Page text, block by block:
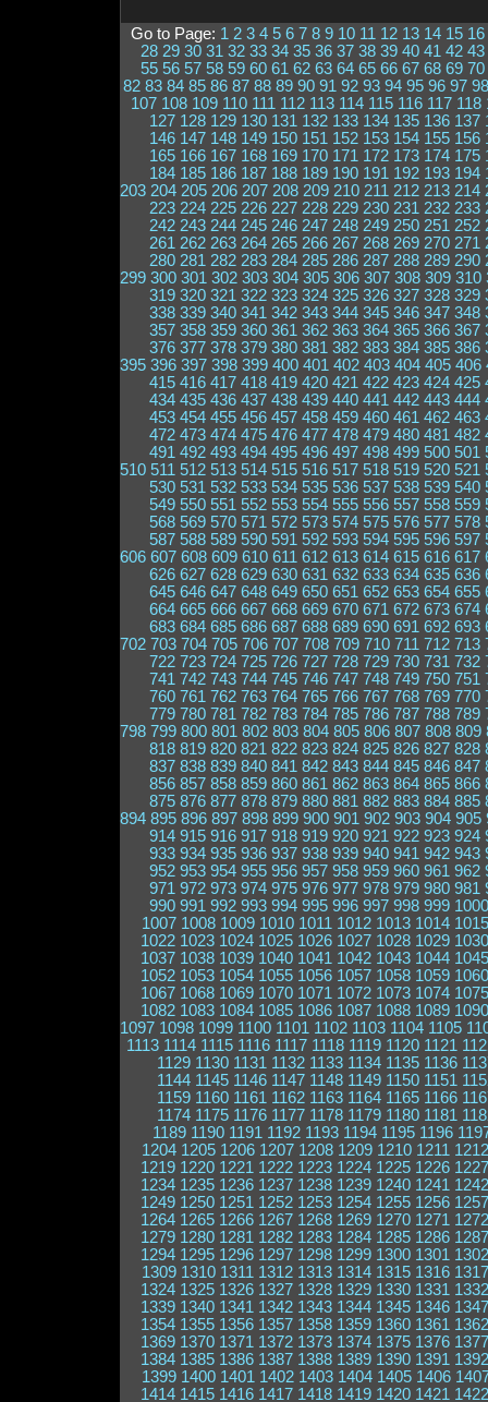
Go to Page: 1 2 3 4 5 6 7 8 9 10 11 12 13 14 15 16
28 29 30 31 32 33 34 35 36 37 38 39 40 41 42 43
55 56 57 58 59 60 61 62 63 64 65 66 67 68 69 70
82 83 84 85 86 87 88 89 90 91 92 93 94 95 96 97 98
107 108 109 110 111 112 113 114 115 116 117 118
127 128 129 130 131 132 133 134 135 136 137
146 147 148 149 150 151 152 153 154 155 156
165 166 167 168 169 170 171 172 173 174 175
184 185 186 187 188 189 190 191 192 193 194
203 204 205 206 207 208 209 210 211 212 213 214
223 224 225 226 227 228 229 230 231 232 233
242 243 244 245 246 247 248 249 250 251 252
261 262 263 264 265 266 267 268 269 270 271
280 281 282 283 284 285 286 287 288 289 290
299 300 301 302 303 304 305 306 307 308 309 310
319 320 321 322 323 324 325 326 327 328 329
338 339 340 341 342 343 344 345 346 347 348
357 358 359 360 361 362 363 364 365 366 367
376 377 378 379 380 381 382 383 384 385 386
395 396 397 398 399 400 401 402 403 404 405 406
415 416 417 418 419 420 421 422 423 424 425
434 435 436 437 438 439 440 441 442 443 444
453 454 455 456 457 458 459 460 461 462 463
472 473 474 475 476 477 478 479 480 481 482
491 492 493 494 495 496 497 498 499 500 501
510 511 512 513 514 515 516 517 518 519 520 521
530 531 532 533 534 535 536 537 538 539 540
549 550 551 552 553 554 555 556 557 558 559
568 569 570 571 572 573 574 575 576 577 578
587 588 589 590 591 592 593 594 595 596 597
606 607 608 609 610 611 612 613 614 615 616 617
626 627 628 629 630 631 632 633 634 635 636
645 646 647 648 649 650 651 652 653 654 655
664 665 666 667 668 669 670 671 672 673 674
683 684 685 686 687 688 689 690 691 692 693
702 703 704 705 706 707 708 709 710 711 712 713
722 723 724 725 726 727 728 729 730 731 732
741 742 743 744 745 746 747 748 749 750 751
760 761 762 763 764 765 766 767 768 769 770
779 780 781 782 783 784 785 786 787 788 789
798 799 800 801 802 803 804 805 806 807 808 809
818 819 820 821 822 823 824 825 826 827 828
837 838 839 840 841 842 843 844 845 846 847
856 857 858 859 860 861 862 863 864 865 866
875 876 877 878 879 880 881 882 883 884 885
894 895 896 897 898 899 900 901 902 903 904 905
914 915 916 917 918 919 920 921 922 923 924
933 934 935 936 937 938 939 940 941 942 943
952 953 954 955 956 957 958 959 960 961 962
971 972 973 974 975 976 977 978 979 980 981
990 991 992 993 994 995 996 997 998 999 1000
1007 1008 1009 1010 1011 1012 1013 1014 1015
1022 1023 1024 1025 1026 1027 1028 1029 1030
1037 1038 1039 1040 1041 1042 1043 1044 1045
1052 1053 1054 1055 1056 1057 1058 1059 1060
1067 1068 1069 1070 1071 1072 1073 1074 1075
1082 1083 1084 1085 1086 1087 1088 1089 1090
1097 1098 1099 1100 1101 1102 1103 1104 1105
1113 1114 1115 1116 1117 1118 1119 1120 1121
1129 1130 1131 1132 1133 1134 1135 1136
1144 1145 1146 1147 1148 1149 1150 1151
1159 1160 1161 1162 1163 1164 1165 1166
1174 1175 1176 1177 1178 1179 1180 1181
1189 1190 1191 1192 1193 1194 1195 1196
1204 1205 1206 1207 1208 1209 1210 1211 1212
1219 1220 1221 1222 1223 1224 1225 1226 1227
1234 1235 1236 1237 1238 1239 1240 1241 1242
1249 1250 1251 1252 1253 1254 1255 1256 1257
1264 1265 1266 1267 1268 1269 1270 1271 1272
1279 1280 1281 1282 1283 1284 1285 1286 1287
1294 1295 1296 1297 1298 1299 1300 1301 1302
1309 1310 1311 1312 1313 1314 1315 1316 1317
1324 1325 1326 1327 1328 1329 1330 1331 1332
1339 1340 1341 1342 1343 1344 1345 1346 1347
1354 1355 1356 1357 1358 1359 1360 1361 1362
1369 1370 1371 1372 1373 1374 1375 1376 1377
1384 1385 1386 1387 1388 1389 1390 1391 1392
1399 1400 1401 1402 1403 1404 1405 1406
1414 1415 1416 1417 1418 1419 1420 1421 1422